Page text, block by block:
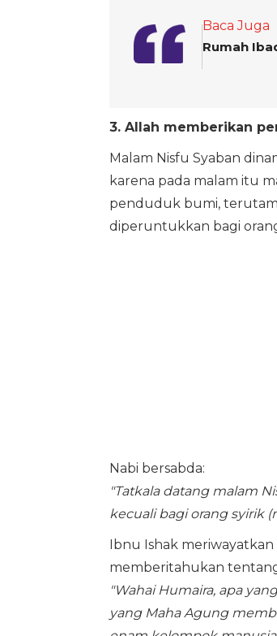
Baca Juga
Rumah
3. Allah memberikan
Malam Nisfu Syaban
karena pada malam itu
penduduk bumi,
diperuntukkan bagi
Nabi bersabda:
"Tatkala datang malam
kecuali bagi orang syirik
Ibnu Ishak
memberitahukan
"Wahai Humaira, apa
yang Maha Agung